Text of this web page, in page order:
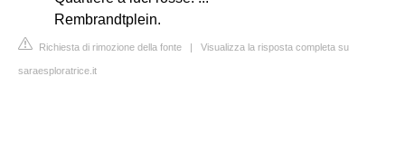
Rembrandtplein.
Richiesta di rimozione della fonte | Visualizza la risposta completa su
saraesploratrice.it